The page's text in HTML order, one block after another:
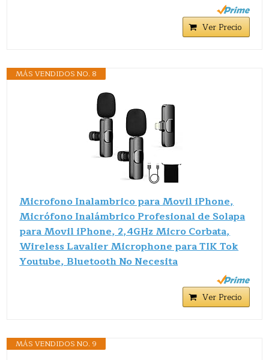
Ver Precio
MÁS VENDIDOS NO. 8
Microfono Inalambrico para Movil iPhone,
Micrófono Inalámbrico Profesional de Solapa
para Movil iPhone, 2,4GHz Micro Corbata,
Wireless Lavalier Microphone para TIK Tok
Youtube, Bluetooth No Necesita
Ver Precio
MÁS VENDIDOS NO. 9